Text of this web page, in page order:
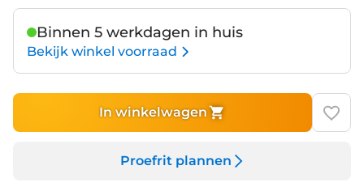
Binnen 5 werkdagen in huis
Bekijk winkel voorraad
In winkelwagen
Proefrit plannen